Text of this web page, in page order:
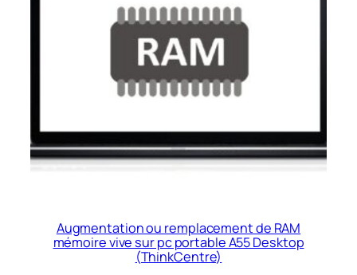
Augmentation ou remplacement de RAM
mémoire vive sur pc portable A55 Desktop
(ThinkCentre)